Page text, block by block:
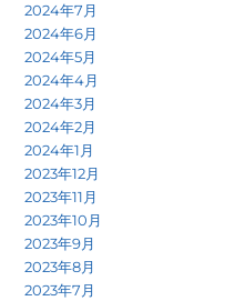
2024年7月
2024年6月
2024年5月
2024年4月
2024年3月
2024年2月
2024年1月
2023年12月
2023年11月
2023年10月
2023年9月
2023年8月
2023年7月